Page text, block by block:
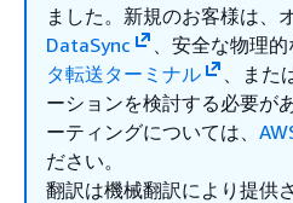
ました。新規のお客様は、
DataSync
、安全な物理
タ転送ターミナル
、また
ーションを検討する必要が
ーティングについては、
ださい。
翻訳は機械翻訳により提供